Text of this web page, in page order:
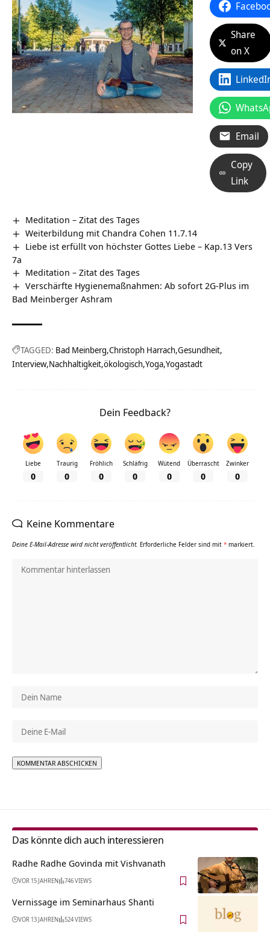
Share
on X
Email
Copy
Link
Meditation – Zitat des Tages
Weiterbildung mit Chandra Cohen 11.7.14
Liebe ist erfüllt von höchster Gottes Liebe – Kap.13 Vers
7a
Meditation – Zitat des Tages
Verschärfte Hygienemaßnahmen: Ab sofort 2G-Plus im
Bad Meinberger Ashram
TAGGED: Bad Meinberg Christoph Harrach Gesundheit
Interview Nachhaltigkeit ökologisch Yoga Yogastadt
Dein Feedback?
Liebe
0
Traurig
0
Fröhlich
0
Schläfrig
0
Wütend
0
Überrascht
0
Zwinker
0
Keine Kommentare
Deine E-Mail-Adresse wird nicht veröffentlicht. Erforderliche Felder sind mit * markiert.
Das könnte dich auch interessieren
Radhe Radhe Govinda mit Vishvanath
VOR 15 JAHREN 746 VIEWS
Vernissage im Seminarhaus Shanti
VOR 13 JAHREN 524 VIEWS